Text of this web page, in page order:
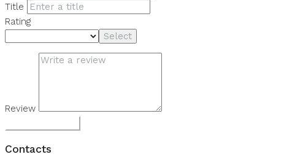
Title
Rating
Select
Review
Contacts